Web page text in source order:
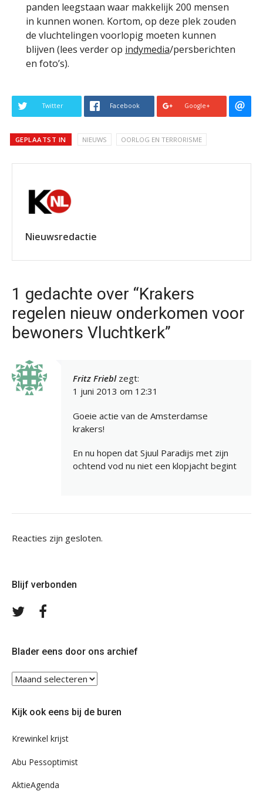
panden leegstaan waar makkelijk 200 mensen
in kunnen wonen. Kortom, op deze plek zouden
de vluchtelingen voorlopig moeten kunnen
blijven (lees verder op indymedia/persberichten
en foto’s).
Twitter Facebook Google+
GEPLAATST IN NIEUWS OORLOG EN TERRORISME
Nieuwsredactie
1 gedachte over “Krakers
regelen nieuw onderkomen voor
bewoners Vluchtkerk”
Fritz Friebl zegt:
1 juni 2013 om 12:31
Goeie actie van de Amsterdamse
krakers!
En nu hopen dat Sjuul Paradijs met zijn
ochtend vod nu niet een klopjacht begint
Reacties zijn gesloten.
Blijf verbonden
Volg
Blader eens door ons archief
Blader
ons
Kijk ook eens bij de buren
Krewinkel krijst
Abu Pessoptimist
AktieAgenda